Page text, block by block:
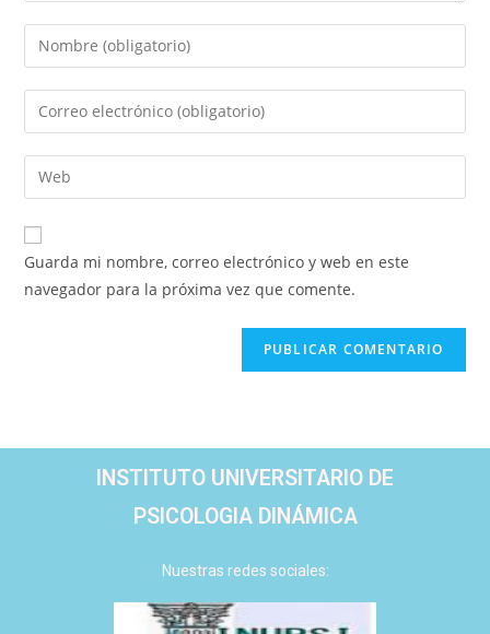
Guarda mi nombre, correo electrónico y web en este
navegador para la próxima vez que comente.
INSTITUTO UNIVERSITARIO DE
PSICOLOGIA DINÁMICA
Nuestras redes sociales: